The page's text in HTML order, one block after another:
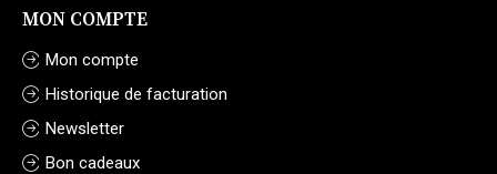
MON COMPTE
Mon compte
Historique de facturation
Newsletter
Bon cadeaux